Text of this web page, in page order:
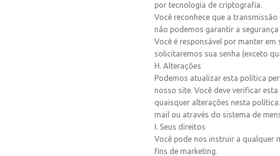
por tecnologia de criptografia.
Você reconhece que a
não podemos garantir a
Você é responsável por manter
solicitaremos sua senha (exceto
H. Alterações
Podemos atualizar esta política
nosso site. Você deve verificar
quaisquer alterações nesta
mail ou através do sistema de
I. Seus direitos
Você pode nos instruir a qualquer
fins de marketing.